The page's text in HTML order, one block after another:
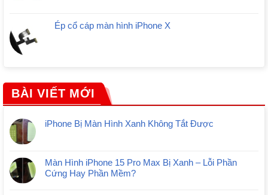
Ép cổ cáp màn hình iPhone X
BÀI VIẾT MỚI
iPhone Bị Màn Hình Xanh Không Tắt Được
Màn Hình iPhone 15 Pro Max Bị Xanh – Lỗi Phần
Cứng Hay Phần Mềm?